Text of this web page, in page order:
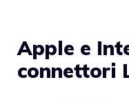
Apple e
connettori